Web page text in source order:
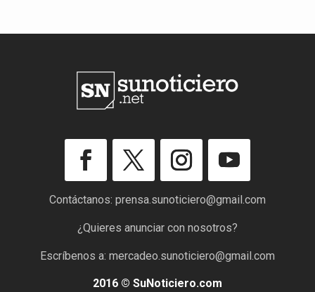
Contáctanos: prensa.sunoticiero@gmail.com
¿Quieres anunciar con nosotros?
Escríbenos a: mercadeo.sunoticiero@gmail.com
2016 © SuNoticiero.com